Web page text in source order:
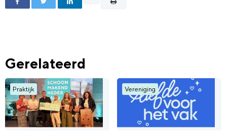
Gerelateerd
Praktijk Vereniging